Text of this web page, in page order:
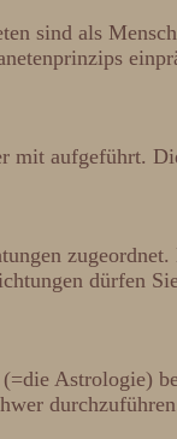
sind als
aufgeführt.
dürfen
Astrologie)